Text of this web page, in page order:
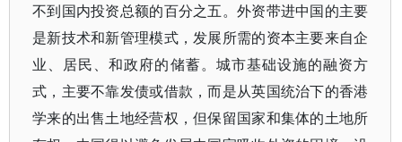
不到国内投资总额的百分之五。外资带进中国的主要
是新技术和新管理模式，发展所需的资本主要来自企
业、居民、和政府的储蓄。城市基础设施的融资方
式，主要不靠发债或借款，而是从英国统治下的香港
学来的出售土地经营权，但保留国家和集体的土地所